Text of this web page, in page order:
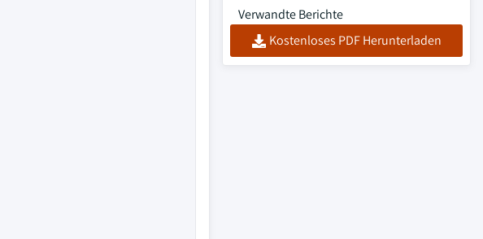
Verwandte Berichte
Kostenloses PDF Herunterladen